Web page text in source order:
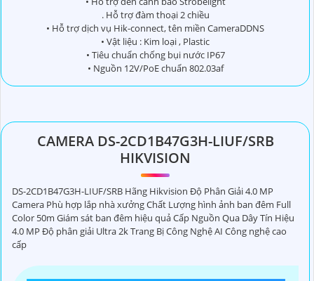
. Hỗ trợ đàm thoại 2 chiều
• Hỗ trợ dịch vụ Hik-connect, tên miền CameraDDNS
• Vật liệu : Kim loại , Plastic
• Tiêu chuẩn chống bụi nước IP67
• Nguồn 12V/PoE chuẩn 802.03af
CAMERA DS-2CD1B47G3H-LIUF/SRB
HIKVISION
DS-2CD1B47G3H-LIUF/SRB Hãng Hikvision Độ Phân Giải 4.0 MP
Camera Phù hợp lắp nhà xưởng Chất Lượng hình ảnh ban đêm Full
Color 50m Giám sát ban đêm hiệu quả Cấp Nguồn Qua Dây Tín Hiệu
4.0 MP Độ phân giải Ultra 2k Trang Bị Công Nghệ AI Công nghệ cao
cấp